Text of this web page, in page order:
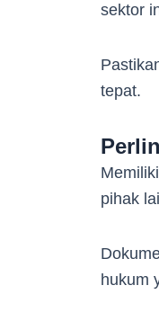
sektor
tepat.
pihak
hukum